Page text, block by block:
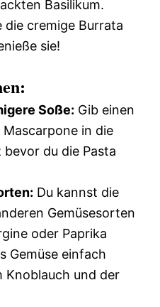
Basilikum.
die cremige Burrata
sie!
Soße: Gib einen
Mascarpone in die
du die Pasta
Du kannst die
Gemüsesorten
oder Paprika
Gemüse einfach
Knoblauch und der